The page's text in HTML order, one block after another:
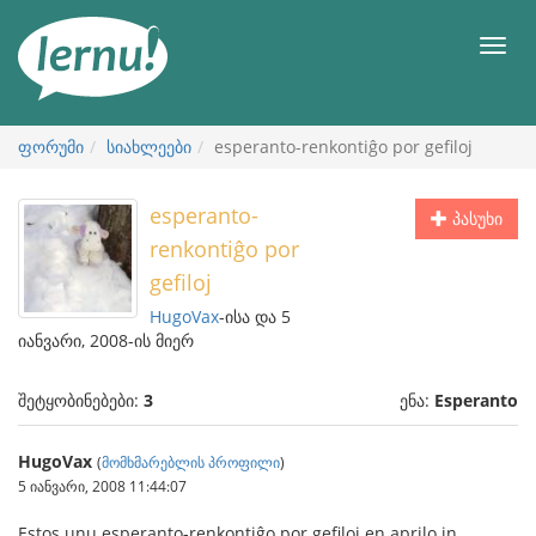
ნახვა
მენიუ
ფორუმი სიახლეები esperanto-renkontiĝo por gefiloj
პასუხი
esperanto-
renkontiĝo por
gefiloj
HugoVax-ისა და 5
იანვარი, 2008-ის მიერ
შეტყობინებები: 3 ენა: Esperanto
HugoVax (მომხმარებლის პროფილი)
5 იანვარი, 2008 11:44:07